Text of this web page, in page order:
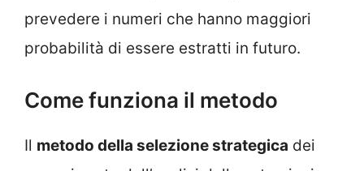
prevedere i numeri che hanno maggiori
probabilità di essere estratti in futuro.
Come funziona il metodo
Il metodo della selezione strategica dei